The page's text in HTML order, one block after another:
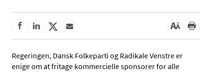
Regeringen, Dansk Folkeparti og Radikale Venstre er
enige om at fritage kommercielle sponsorer for alle